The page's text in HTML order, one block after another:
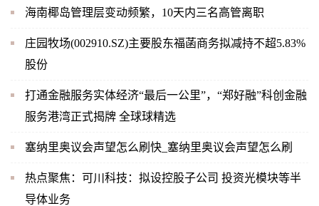
海南椰岛管理层变动频繁，10天内三名高管离职
庄园牧场(002910.SZ)主要股东福菡商务拟减持不超5.83%
股份
打通金融服务实体经济“最后一公里”，“郑好融”科创金融
服务港湾正式揭牌 全球球精选
塞纳里奥议会声望怎么刷快_塞纳里奥议会声望怎么刷
热点聚焦：可川科技：拟设控股子公司 投资光模块等半
导体业务